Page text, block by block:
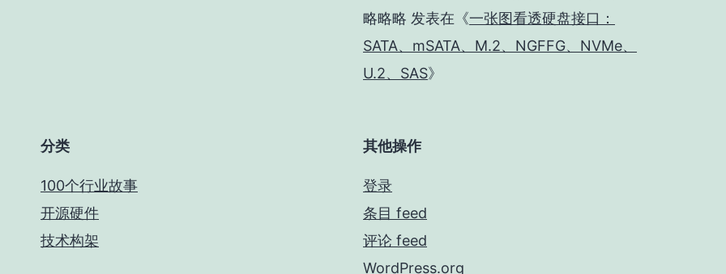
略略略 发表在《一张图看透硬盘接口：
SATA、mSATA、M.2、NGFFG、NVMe、
U.2、SAS》
分类
100个行业故事
开源硬件
技术构架
其他操作
登录
条目 feed
评论 feed
WordPress.org